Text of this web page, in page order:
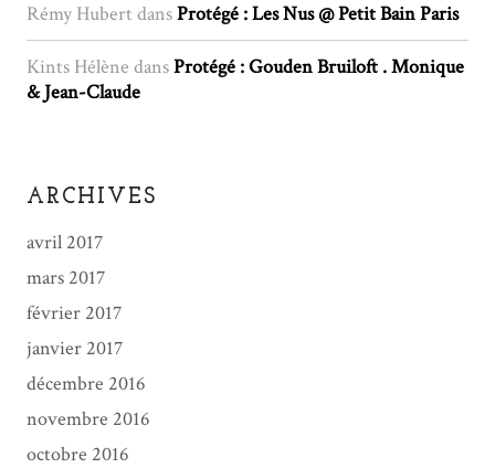
Rémy Hubert dansProtégé : Les Nus @ Petit Bain Paris
Kints Hélène dansProtégé : Gouden Bruiloft . Monique
& Jean-Claude
ARCHIVES
avril 2017
mars 2017
février 2017
janvier 2017
décembre 2016
novembre 2016
octobre 2016